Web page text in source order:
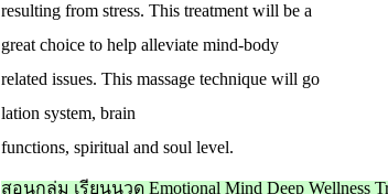
resulting from stress. This treatment will be a
great choice to help alleviate mind-body
related issues. This massage technique will go
lation system, brain
functions, spiritual and soul level.
สอนกลุ่ม เรียนนวด Emotional Mind Deep Wellness